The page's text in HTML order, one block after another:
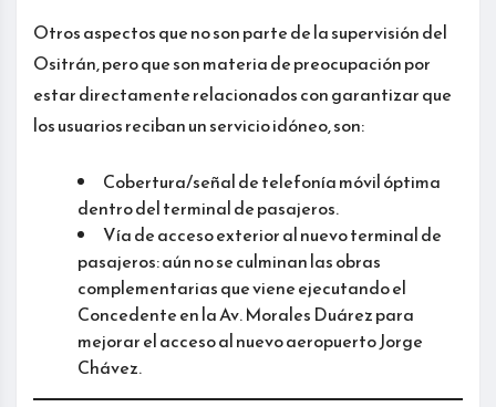
Otros aspectos que no son parte de la supervisión del
Ositrán, pero que son materia de preocupación por
estar directamente relacionados con garantizar que
los usuarios reciban un servicio idóneo, son:
Cobertura/señal de telefonía móvil óptima
dentro del terminal de pasajeros.
Vía de acceso exterior al nuevo terminal de
pasajeros: aún no se culminan las obras
complementarias que viene ejecutando el
Concedente en la Av. Morales Duárez para
mejorar el acceso al nuevo aeropuerto Jorge
Chávez.